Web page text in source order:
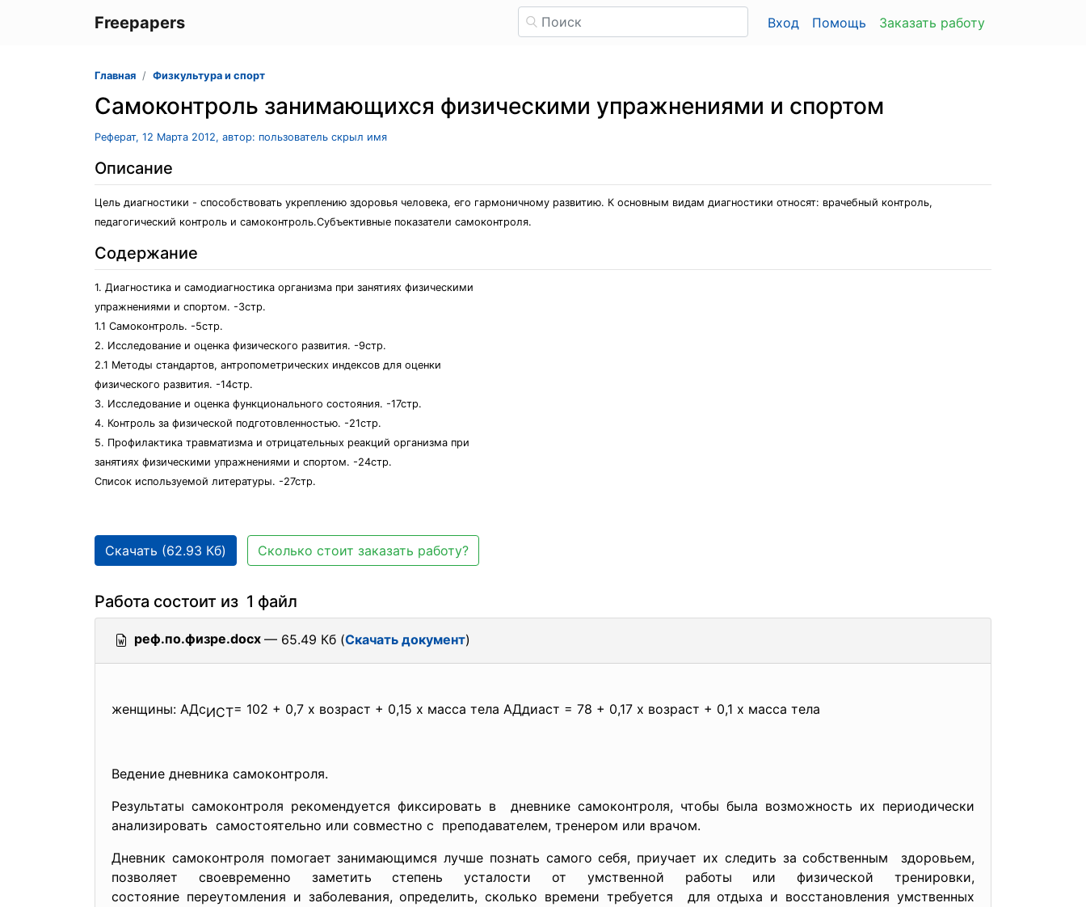
Freepapers Вход Помощь Заказать работу
Главная Физкультура и спорт
Самоконтроль занимающихся физическими упражнениями и спортом
Реферат, 12 Марта 2012, автор: пользователь скрыл имя
Описание
Цель диагностики - способствовать укреплению здоровья человека, его гармоничному развитию. К основным видам диагностики относят: врачебный контроль,
педагогический контроль и самоконтроль.Субъективные показатели самоконтроля.
Содержание
1. Диагностика и самодиагностика организма при занятиях физическими
упражнениями и спортом. -3стр.
1.1 Самоконтроль. -5стр.
2. Исследование и оценка физического развития. -9стр.
2.1 Методы стандартов, антропометрических индексов для оценки
физического развития. -14стр.
3. Исследование и оценка функционального состояния. -17стр.
4. Контроль за физической подготовленностью. -21стр.
5. Профилактика травматизма и отрицательных реакций организма при
занятиях физическими упражнениями и спортом. -24стр.
Список используемой литературы. -27стр.
Скачать (62.93 Кб) Сколько стоит заказать работу?
Работа состоит из 1 файл
реф.по.физре.docx — 65.49 Кб (Скачать документ)
женщины: АДсИСТ= 102 + 0,7 х возраст + 0,15 х масса тела АДдиаст = 78 + 0,17 х возраст + 0,1 х масса тела
Ведение дневника самоконтроля.
Результаты самоконтроля рекомендуется фиксировать в дневнике самоконтроля, чтобы была возможность их периодически
анализировать самостоятельно или совместно с преподавателем, тренером или врачом.
Дневник самоконтроля помогает занимающимся лучше познать самого себя, приучает их следить за собственным здоровьем,
позволяет своевременно заметить степень усталости от умственной работы или физической тренировки,
состояние переутомления и заболевания, определить, сколько времени требуется для отдыха и восстановления умственных